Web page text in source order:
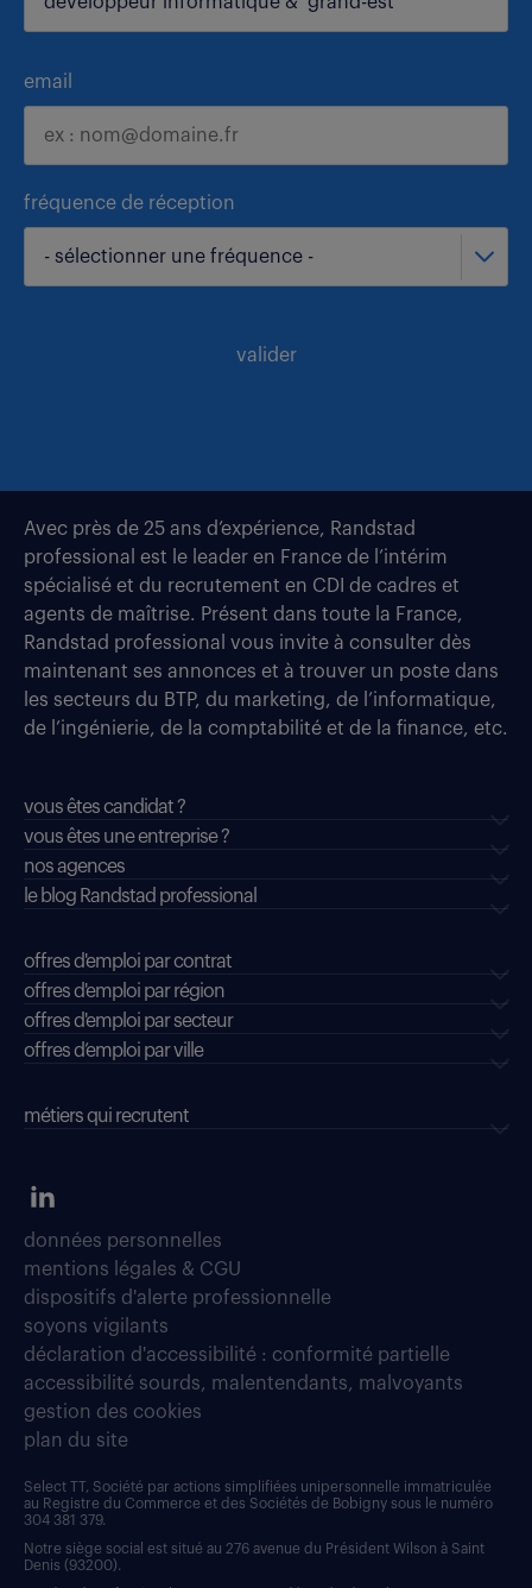
email
fréquence de réception
- sélectionner une fréquence -
valider
Avec près de 25 ans d’expérience, Randstad
professional est le leader en France de l’intérim
spécialisé et du recrutement en CDI de cadres et
agents de maîtrise. Présent dans toute la France,
Randstad professional vous invite à consulter dès
maintenant ses annonces et à trouver un poste dans
les secteurs du BTP, du marketing, de l’informatique,
de l’ingénierie, de la comptabilité et de la finance, etc.
vous êtes candidat ?
vous êtes une entreprise ?
nos agences
le blog Randstad professional
offres d'emploi par contrat
offres d'emploi par région
offres d'emploi par secteur
offres d’emploi par ville
métiers qui recrutent
données personnelles
mentions légales & CGU
dispositifs d'alerte professionnelle
soyons vigilants
déclaration d'accessibilité : conformité partielle
accessibilité sourds, malentendants, malvoyants
gestion des cookies
plan du site
Select TT, Société par actions simplifiées unipersonnelle immatriculée
au Registre du Commerce et des Sociétés de Bobigny sous le numéro
304 381 379.
Notre siège social est situé au 276 avenue du Président Wilson à Saint
Denis (93200).